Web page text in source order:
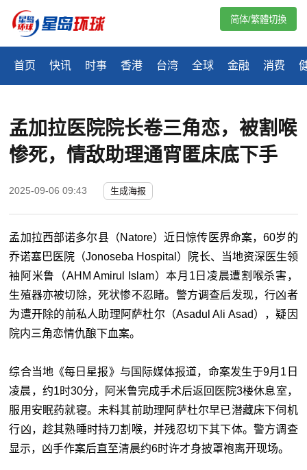
首页 快讯 时事 香港 台湾 全球 金融 消费
简体/繁體切換
孟加拉医院院长卷三角恋，被割喉
惨死，情敌助理通宵匿床底下手
2025-09-06 09:43 生成海报
孟加拉西部诺多尔县（Natore）近日惊传医界命案，60岁的
乔诺塞巴医院（Jonoseba Hospital）院长、当地资深医生领
袖阿米鲁（AHM Amirul Islam）本月1日凌晨遭割喉杀害，
生殖器亦被切除，死状惨不忍睹。警方调查后发现，行凶者
为遭开除的前私人助理阿萨杜尔（Asadul Ali Asad），疑因
院内三角恋情仇酿下血案。
综合当地《每日星报》与国际媒体报道，命案发生于9月1日
凌晨，约1时30分，阿米鲁完成手术后返回医院3楼休息室，
服用安眠药就寝。未料其前助理阿萨杜尔早已潜藏床下伺机
行凶，趁其熟睡时持刀割喉，并残忍切下其下体。警方调查
显示，凶手作案后直至清晨约6时许才身披罩袍离开现场。